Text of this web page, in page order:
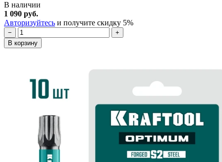
В наличии
1 090 руб.
Авторизуйтесь и получите скидку 5%
−
+
В корзину